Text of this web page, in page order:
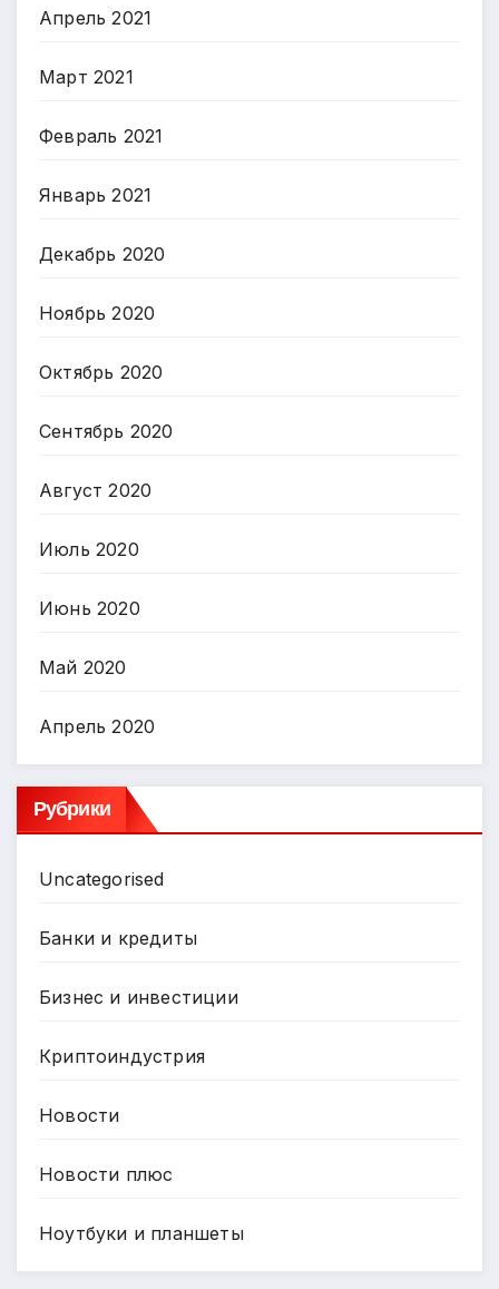
Апрель 2021
Март 2021
Февраль 2021
Январь 2021
Декабрь 2020
Ноябрь 2020
Октябрь 2020
Сентябрь 2020
Август 2020
Июль 2020
Июнь 2020
Май 2020
Апрель 2020
Рубрики
Uncategorised
Банки и кредиты
Бизнес и инвестиции
Криптоиндустрия
Новости
Новости плюс
Ноутбуки и планшеты